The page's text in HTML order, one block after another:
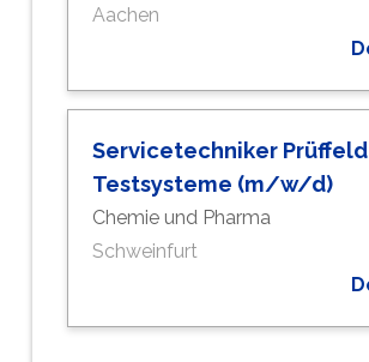
Aachen
Servicetechniker
Testsysteme (m/w/d)
Chemie und Pharma
Schweinfurt